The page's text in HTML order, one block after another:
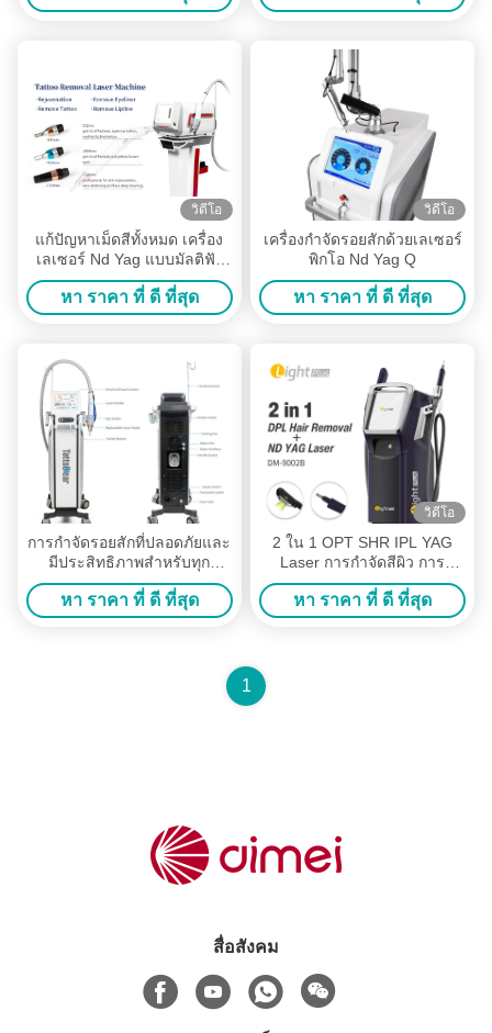
วิดีโอ
แก้ปัญหาเม็ดสีทั้งหมด เครื่อง
เลเซอร์ Nd Yag แบบมัลติฟัง
ก์ชั่นกำจัดรอยสักด้วยคลื่น
ความถี่หลายช่วง
หา ราคา ที่ ดี ที่สุด
วิดีโอ
เครื่องกําจัดรอยสักด้วยเลเซอร์
พิกโอ Nd Yag Q
หา ราคา ที่ ดี ที่สุด
การกําจัดรอยสักที่ปลอดภัยและ
มีประสิทธิภาพสําหรับทุก
ประเภทผิวหนัง เครื่องกําจัด
รอยสักเลเซอร์ Nd Yag
หา ราคา ที่ ดี ที่สุด
วิดีโอ
2 ใน 1 OPT SHR IPL YAG
Laser การกําจัดสีผิว การ
เยียวยาผิวหนัง การกําจัดผม
เครื่องสวยงาม
หา ราคา ที่ ดี ที่สุด
1
สื่อสังคม